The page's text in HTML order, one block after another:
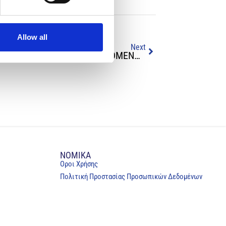
Allow all
Next
ΜΕ ΒΑΘΥΤΑΤΗ ΘΛΙΨΗ Ο ΠΙΣ ΑΠΟΧΑΙΡΕΤΑ ΤΟΝ ΕΙΔΙΚΕΥΟΜΕΝΟ ΙΑΤΡΟ ΑΝΤΡΕΑ Δ. ΟΡΘΟΔΟΞΟΥ
NOMIKA
Oροι Χρήσης
Πολιτική Προστασίας Προσωπικών Δεδομένων